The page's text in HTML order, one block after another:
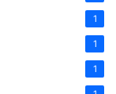
1
1
1